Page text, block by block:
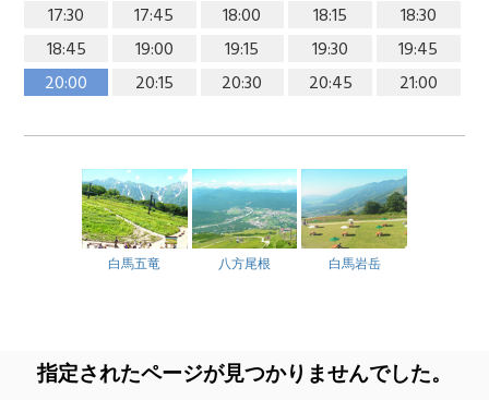
17:30
17:45 18:00 18:15
18:30
18:45
19:00 19:15 19:30
19:45
20:00
20:15 20:30 20:45 21:00
白馬五竜 八方尾根 白馬岩岳